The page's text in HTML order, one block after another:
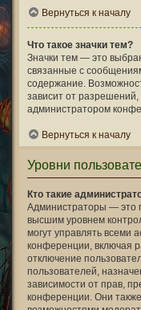
Вернуться к началу
Что такое значки тем?
Значки тем — это
связанные с
содержание.
зависит от
администратором
Вернуться к началу
Уровни
Кто такие
Администраторы — это
высшим уровнем
могут управлять всеми
конференции, включая
отключение
пользователей,
зависимости от прав,
конференции. Они